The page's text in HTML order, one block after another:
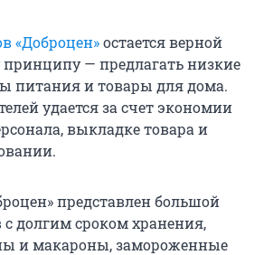
«Доброцен»остается верной
— предлагать низкие
питания и товары для дома.
удается за счет экономии
выкладке товара и
представлен большой
долгим сроком хранения,
и макароны, замороженные